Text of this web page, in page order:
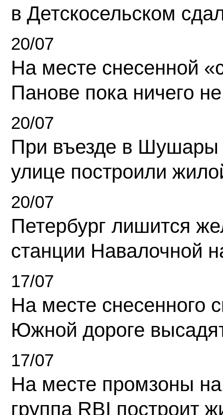
в Детскосельском
20/07
На месте снесенной
Панове пока ничего
20/07
При въезде в Шушары
улице построили
20/07
Петербург лишится
станции Навалочной
17/07
На месте снесенного
Южной дороге
17/07
На месте промзоны
группа RBI построит